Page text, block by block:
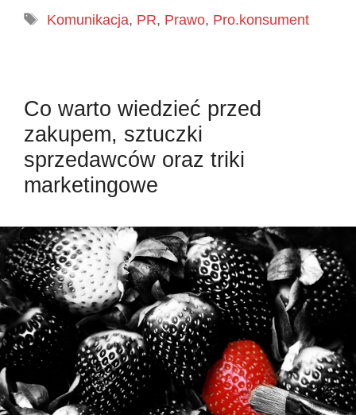
Tagi
Komunikacja, PR, Prawo, Pro.konsument
Co warto wiedzieć przed
zakupem, sztuczki
sprzedawców oraz triki
marketingowe